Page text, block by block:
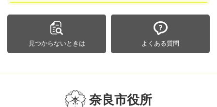
見つからないときは よくある質問
奈良市役所